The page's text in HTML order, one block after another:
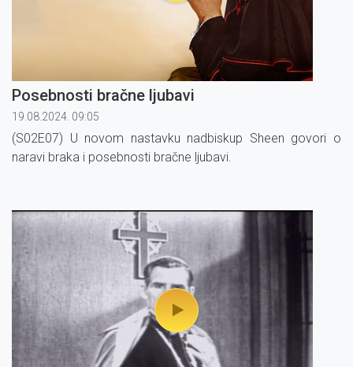
Posebnosti bračne ljubavi
19.08.2024. 09:05
(S02E07) U novom nastavku nadbiskup Sheen govori o
naravi braka i posebnosti bračne ljubavi.